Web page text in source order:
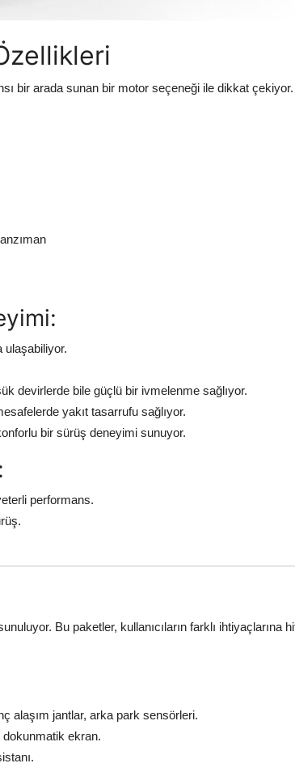
bir arada sunan bir motor seçeneği ile dikkat
ulaşabiliyor.
devirlerde bile güçlü bir ivmelenme sağlıyor.
yakıt tasarrufu sağlıyor.
bir sürüş deneyimi sunuyor.
performans.
Bu paketler, kullanıcıların farklı ihtiyaçlarına
alaşım jantlar, arka park sensörleri.
ekran.